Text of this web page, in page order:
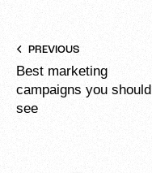
PREVIOUS
Best marketing
campaigns you should
see